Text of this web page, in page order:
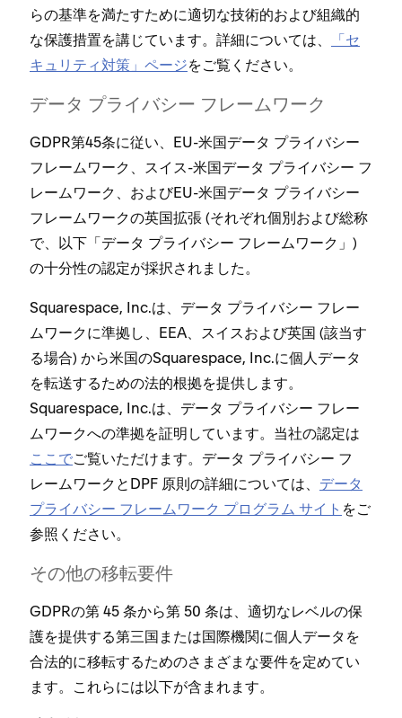
らの基準を満たすために適切な技術的および組織的
な保護措置を講じています⁠。詳細については⁠、
「⁠セ
キ⁠ュリテ⁠ィ対策⁠」ペ⁠ージをご覧ください⁠。
デ⁠ータ プライバシ⁠ー フレ⁠ームワ⁠ーク
GDPR第45条に従い⁠、EU-米国デ⁠ータ プライバシ⁠ー
フレ⁠ームワ⁠ーク⁠、スイス-米国デ⁠ータ プライバシ⁠ー フ
レ⁠ームワ⁠ーク⁠、およびEU-米国デ⁠ータ プライバシ⁠ー
フレ⁠ームワ⁠ークの英国拡張 (⁠それぞれ個別および総称
で⁠、以下「⁠デ⁠ータ プライバシ⁠ー フレ⁠ームワ⁠ーク⁠」⁠)
の十分性の認定が採択されました⁠。
Squarespace⁠, Inc⁠.は⁠、デ⁠ータ プライバシ⁠ー フレ⁠ー
ムワ⁠ークに準拠し⁠、EEA⁠、スイスおよび英国 (⁠該当す
る場合⁠) から米国のSquarespace⁠, Inc⁠.に個人デ⁠ータ
を転送するための法的根拠を提供します⁠。
Squarespace⁠, Inc⁠.は⁠、デ⁠ータ プライバシ⁠ー フレ⁠ー
ムワ⁠ークへの準拠を証明しています⁠。当社の認定は
ここでご覧いただけます⁠。デ⁠ータ プライバシ⁠ー フ
レ⁠ームワ⁠ークとDPF 原則の詳細については⁠、 デ⁠ータ
プライバシ⁠ー フレ⁠ームワ⁠ーク プログラム サイト をご
参照ください⁠。
その他の移転要件
GDPRの第 45 条から第 50 条は⁠、適切なレベルの保
護を提供する第三国または国際機関に個人デ⁠ータを
合法的に移転するためのさまざまな要件を定めてい
ます⁠。これらには以下が含まれます⁠。